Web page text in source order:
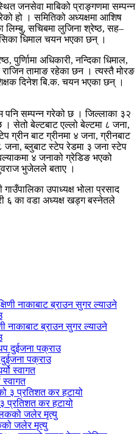
जनसेवा माबिको प्राङ्गणमा सम्पन्न
हो । समितिको अध्यक्षमा आशिष
लिम्बु, सचिबमा लुजिना श्रेष्ठ, सह–
धिमाल चयन भएका छन् ।
पुर्णिामा अधिकारी, नन्दिका धिमाल,
राजिन तामाङ रहेका छन । त्यस्तै मोरङ
दिनेश बि.क. चयन भएका छन् ।
पनि सम्पन्न गरेको छ । जिल्लाका ३२
सेतो बेल्टबाट एल्लो बेल्टमा ८ जना,
ग्रीन बाट ग्रीनमा ४ जना, ग्रीनबाट
जना, ब्लुबाट स्टेप रेडमा ३ जना स्टेप
४ जनाको ग्रेडिङ भएको
भुजेलले बताए ।
उपाध्यक्ष भोला प्रसाद
६ का वडा अध्यक्ष खड्ग बस्नेतले
नाकाबाट ब्राउन सुगर ल्याउने
पक्राउ
स्वागत
प्रतिशत कर हटायो
जलेर मृत्यु